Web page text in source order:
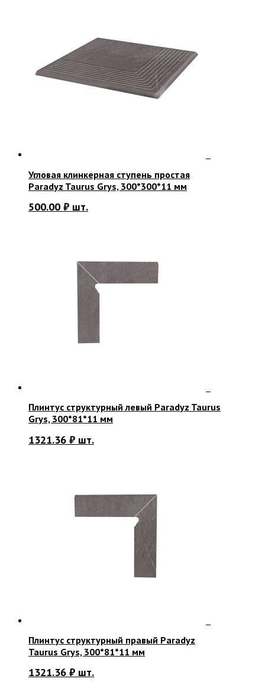
Угловая клинкерная ступень простая
Paradyz Taurus Grys, 300*300*11 мм
500.00 ₽ шт.
Плинтус структурный левый Paradyz Taurus
Grys, 300*81*11 мм
1321.36 ₽ шт.
Плинтус структурный правый Paradyz
Taurus Grys, 300*81*11 мм
1321.36 ₽ шт.